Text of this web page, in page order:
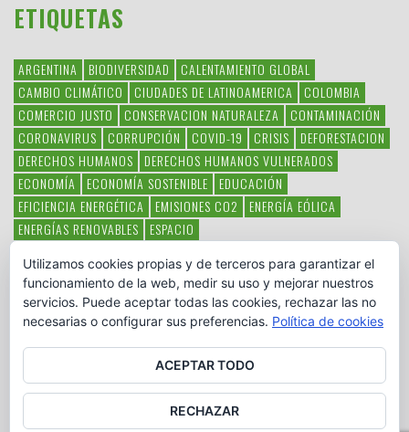
ETIQUETAS
ARGENTINA BIODIVERSIDAD
CALENTAMIENTO GLOBAL
CAMBIO CLIMÁTICO
CIUDADES DE LATINOAMERICA
COLOMBIA
COMERCIO JUSTO
CONSERVACION NATURALEZA
CONTAMINACIÓN
CORONAVIRUS
CORRUPCIÓN COVID-19 CRISIS
DEFORESTACION
DERECHOS HUMANOS
DERECHOS HUMANOS VULNERADOS
ECONOMÍA
ECONOMÍA SOSTENIBLE
EDUCACIÓN
EFICIENCIA ENERGÉTICA
EMISIONES CO2
ENERGÍA EÓLICA
ENERGÍAS RENOVABLES
ESPACIO
HAMBRE LATINOAMÉRICA MEDIO AMBIENTE
MÉXICO
OBJETIVOS DEL MILENIO
ONGS PAZ POBREZA POESÍA
POLITICA
PUEBLOS INDÍGENAS RSC RSE
SOBERANÍA ALIMENTARIA
SOLIDARIDAD SOSTENIBILIDAD TECNOLOGÍA VERTIDO PETROLEO
Utilizamos cookies propias y de terceros para garantizar el
funcionamiento de la web, medir su uso y mejorar nuestros
servicios. Puede aceptar todas las cookies, rechazar las no
necesarias o configurar sus preferencias. Política de cookies
ACEPTAR TODO
RECHAZAR